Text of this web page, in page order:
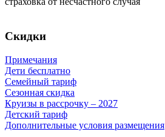
Скидки
Примечания
Дети бесплатно
Семейный тариф
Сезонная скидка
Круизы в рассрочку – 2027
Детский тариф
Дополнительные условия размещения